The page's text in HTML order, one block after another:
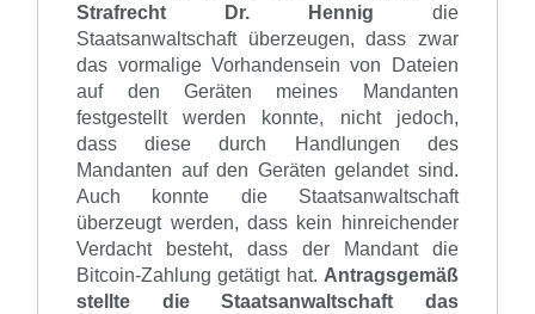
Strafrecht Dr. Hennig
die
Staatsanwaltschaft überzeugen, dass zwar
das vormalige Vorhandensein von Dateien
auf den Geräten meines Mandanten
festgestellt werden konnte, nichtjedoch,
dass diese durch Handlungen des
Mandanten auf den Geräten gelandet sind.
Auch konnte die Staatsanwaltschaft
überzeugt werden, dass kein hinreichender
Verdacht besteht, dass der Mandant die
Bitcoin-Zahlung getätigt hat. Antragsgemäß
stellte die Staatsanwaltschaft das